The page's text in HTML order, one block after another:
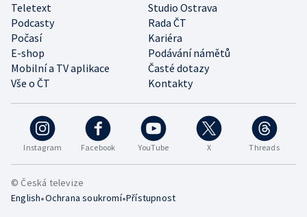
Instagram Facebook YouTube X Threads
Teletext
Studio Ostrava
Podcasty
Rada ČT
Počasí
Kariéra
E-shop
Podávání námětů
Mobilní a TV aplikace
Časté dotazy
Vše o ČT
Kontakty
© Česká televize
English•Ochrana soukromí•Přístupnost